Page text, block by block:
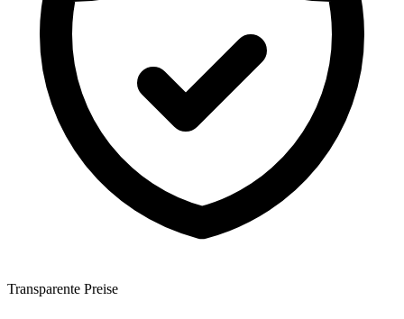
Transparente Preise